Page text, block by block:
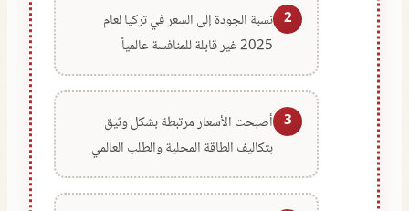
2 نسبة الجودة إلى السعر في تركيا لعام
2025 غير قابلة للمنافسة عالمياً
3 أصبحت الأسعار مرتبطة بشكل وثيق
بتكاليف الطاقة المحلية والطلب العالمي